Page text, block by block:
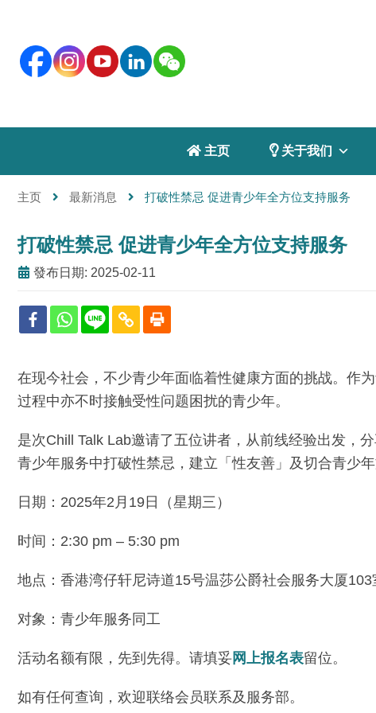
 主页  关于我们
主页 最新消息 打破性禁忌 促进青少年全方位支持服务
打破性禁忌 促进青少年全方位支持服务
發布日期: 2025-02-11
在现今社会，不少青少年面临着性健康方面的挑战。作
过程中亦不时接触受性问题困扰的青少年。
是次Chill Talk Lab邀请了五位讲者，从前线经验出发，
青少年服务中打破性禁忌，建立「性友善」及切合青少年
日期：2025年2月19日（星期三）
时间：2:30 pm – 5:30 pm
地点：香港湾仔轩尼诗道15号温莎公爵社会服务大厦103
对象：青少年服务同工
活动名额有限，先到先得。请填妥网上报名表留位。
如有任何查询，欢迎联络会员联系及服务部。